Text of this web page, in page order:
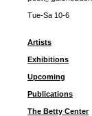
Tue-Sa 10-6
Artists
Exhibitions
Upcoming
Publications
The Betty Center